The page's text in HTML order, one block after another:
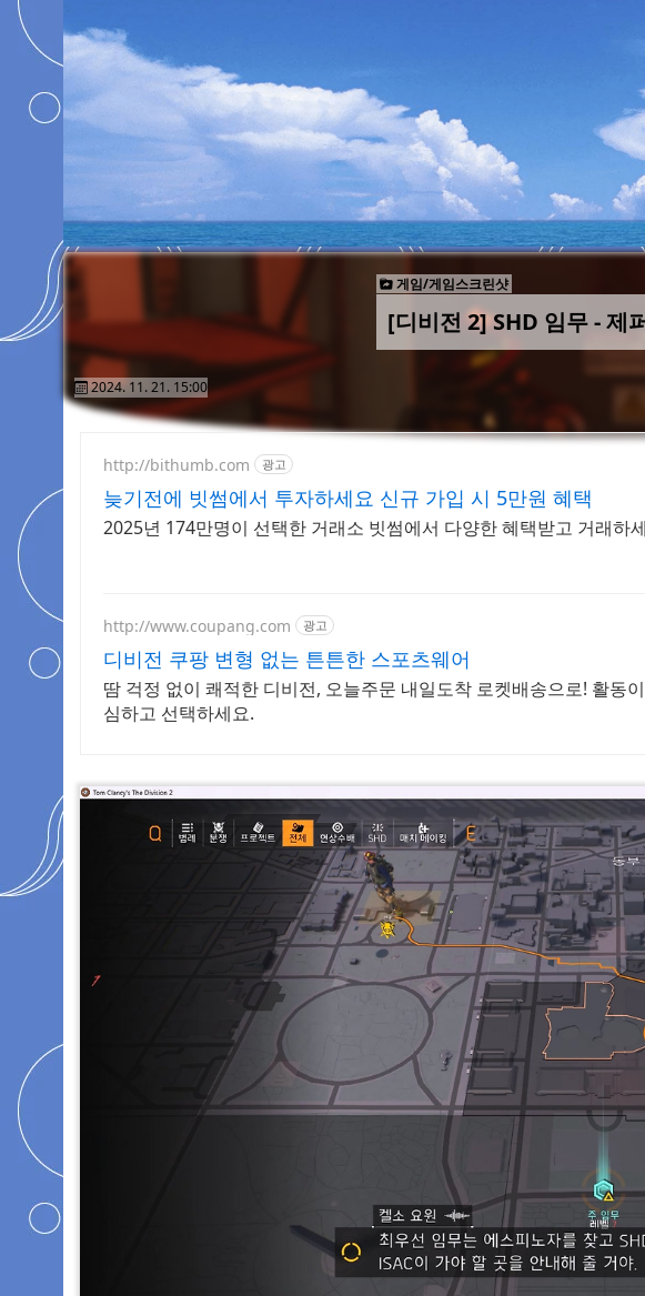
게임/게임스크린샷
[디비전 2] SHD 임무 - 제
2024. 11. 21. 15:00
http://bithumb.com 광고
늦기전에 빗썸에서 투자하세요 신규 가입 시 5만원 혜택
2025년 174만명이 선택한 거래소 빗썸에서 다양한 혜택받고 거래하
http://www.coupang.com 광고
디비전 쿠팡 변형 없는 튼튼한 스포츠웨어
땀 걱정 없이 쾌적한 디비전, 오늘주문 내일도착 로켓배송으로! 활동
심하고 선택하세요.